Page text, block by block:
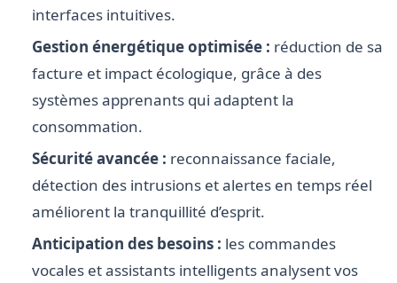
interfaces intuitives.
Gestion énergétique optimisée : réduction de sa
facture et impact écologique, grâce à des
systèmes apprenants qui adaptent la
consommation.
Sécurité avancée : reconnaissance faciale,
détection des intrusions et alertes en temps réel
améliorent la tranquillité d’esprit.
Anticipation des besoins : les commandes
vocales et assistants intelligents analysent vos